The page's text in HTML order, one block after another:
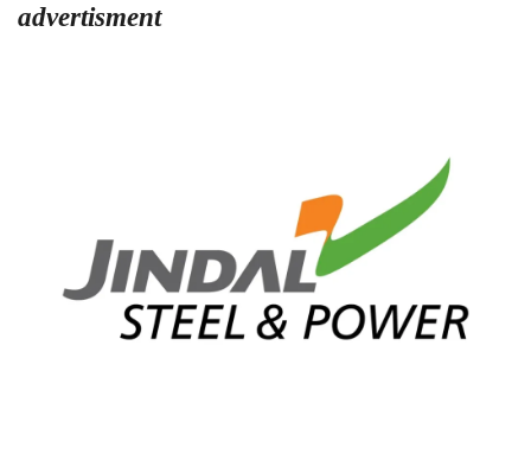
advertisment